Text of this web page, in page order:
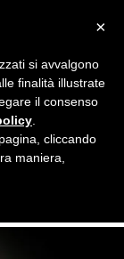
ideato da
stagionale del
dei
×
si avvalgono
finalità illustrate
il consenso
cliccando
maniera,